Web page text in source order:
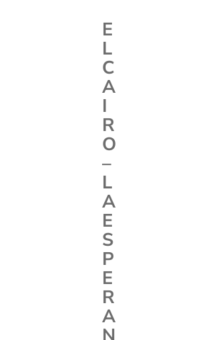
E
L
C
A
I
R
O
–
L
A
E
S
P
E
R
A